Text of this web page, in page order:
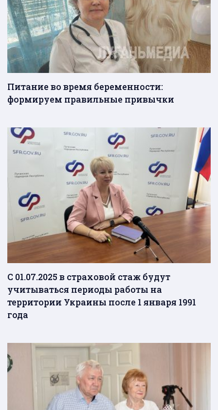
Питание во время беременности:
формируем правильные привычки
С 01.07.2025 в страховой стаж будут
учитываться периоды работы на
территории Украины после 1 января 1991
года